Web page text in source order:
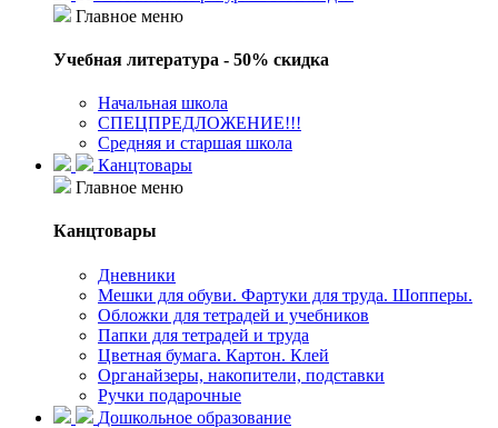
Главное меню
Учебная литература - 50% скидка
Начальная школа
СПЕЦПРЕДЛОЖЕНИЕ!!!
Средняя и старшая школа
Канцтовары
Главное меню
Канцтовары
Дневники
Мешки для обуви. Фартуки для труда. Шопперы.
Обложки для тетрадей и учебников
Папки для тетрадей и труда
Цветная бумага. Картон. Клей
Органайзеры, накопители, подставки
Ручки подарочные
Дошкольное образование